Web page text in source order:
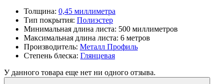
Толщина: 0,45 миллиметра
Тип покрытия: Полиэстер
Минимальная длина листа: 500 миллиметров
Максимальная длина листа: 6 метров
Производитель: Металл Профиль
Степень блеска: Глянцевая
У данного товара еще нет ни одного отзыва.